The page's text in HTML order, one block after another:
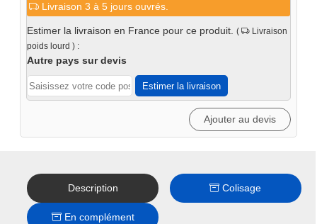
Presse
d'atelier
établi
12T
eco
Livraison 3 à 5 jours ouvrés.
Estimer la livraison en France pour ce produit. (
Livraison
poids lourd ) :
Autre pays sur devis
Estimer la livraison
Ajouter au devis
Description Colisage
En complément